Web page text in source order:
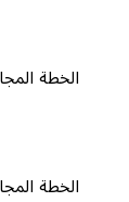
الخطة المجانية ٠
الخطة المجانية ٠